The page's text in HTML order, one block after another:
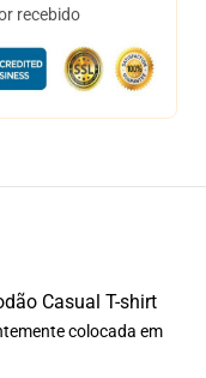
recebido
Casual T-shirt
colocada em